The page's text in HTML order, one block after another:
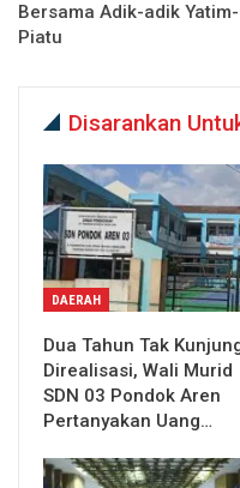
Bersama Adik-adik Yatim-
Piatu
Disarankan
DAERAH
Dua Tahun Tak
Direalisasi, Wali Murid
SDN 03 Pondok Aren
Pertanyakan Uang…